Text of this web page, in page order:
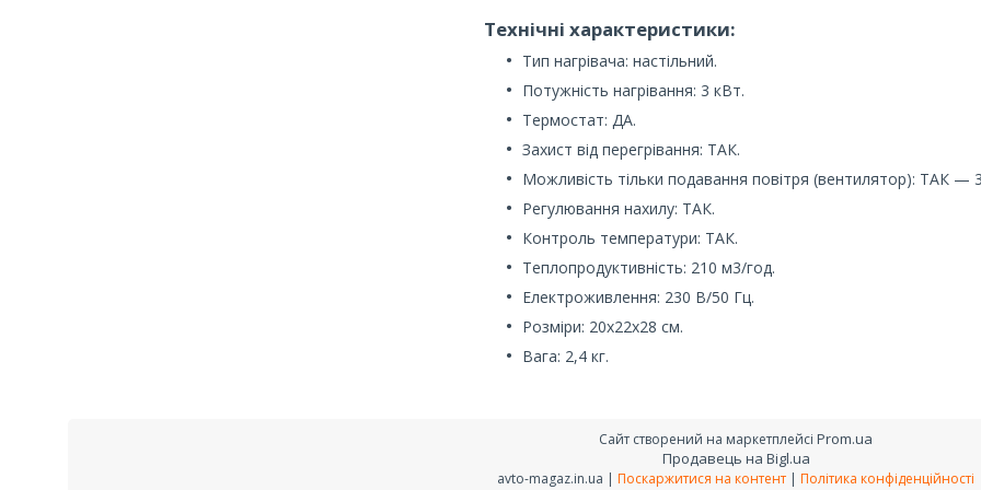
Технічні характеристики:
Тип нагрівача: настільний.
Потужність нагрівання: 3 кВт.
Термостат: ДА.
Захист від перегрівання: ТАК.
Можливість тільки подавання повітря (вентилятор): ТАК —
Регулювання нахилу: ТАК.
Контроль температури: ТАК.
Теплопродуктивність: 210 м3/год.
Електроживлення: 230 В/50 Гц.
Розміри: 20х22х28 см.
Вага: 2,4 кг.
Сайт створений на маркетплейсі Prom.ua
Продавець на Bigl.ua
avto-magaz.in.ua | Поскаржитися на контент | Політика конфіденційності